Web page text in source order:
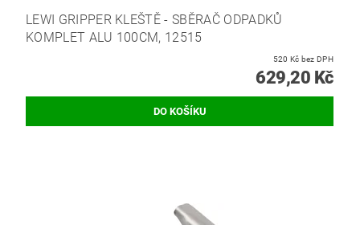
LEWI GRIPPER KLEŠTĚ - SBĚRAČ ODPADKŮ
KOMPLET ALU 100CM, 12515
520 Kč bez DPH
629,20 Kč